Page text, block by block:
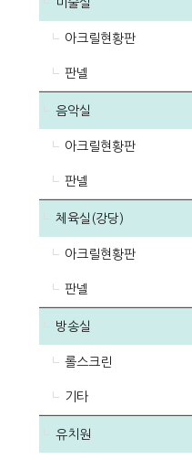
미술실
아크릴현황판
판넬
음악실
아크릴현황판
판넬
체육실(강당)
아크릴현황판
판넬
방송실
롤스크린
기타
유치원